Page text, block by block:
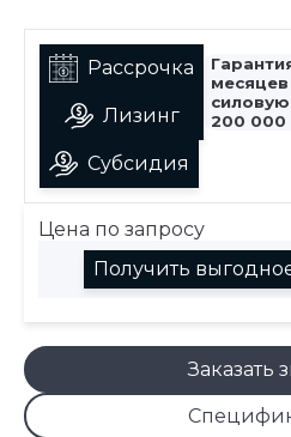
Рассрочка
Лизинг
200 000
Субсидия
Цена по запросу
Получить
Заказать